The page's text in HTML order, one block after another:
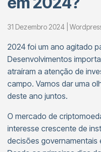
Tema
31 Dezembro 2024 |
2024 foi um ano agitado
Desenvolvimentos
atraíram a atenção de
campo. Vamos dar uma
deste ano juntos.
O mercado de
interesse crescente de
decisões governamentais